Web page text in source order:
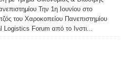
Την 1η Ιουνίου στο
του Χαροκοπείου Πανεπιστημίου
Forum από το Ινστι...